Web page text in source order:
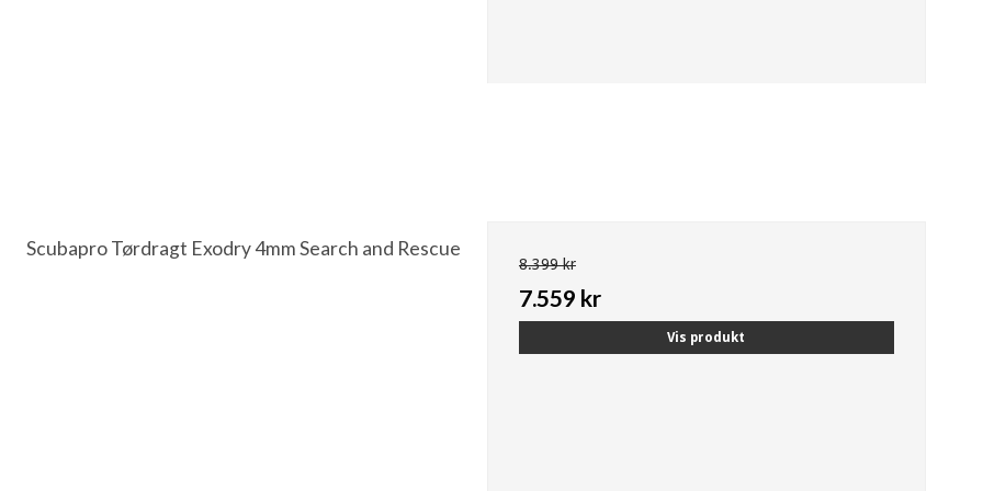
Scubapro Tørdragt Exodry 4mm Search and Rescue
8.399 kr
7.559 kr
Vis produkt